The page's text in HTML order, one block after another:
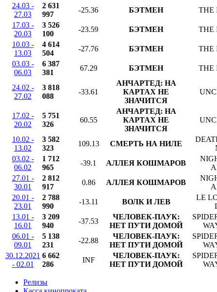
24.03 -
27.03
2 631
997
-25.36 БЭТМЕН
THE
17.03 -
20.03
3 526
100
-23.59 БЭТМЕН
THE
10.03 -
13.03
4 614
504
-27.76 БЭТМЕН
THE
03.03 -
06.03
6 387
381
67.29 БЭТМЕН THE
24.02 -
27.02
3 818
088
-33.61
АНЧАРТЕД: НА
КАРТАХ НЕ
ЗНАЧИТСЯ
17.02 -
20.02
5 751
326
60.55
АНЧАРТЕД: НА
КАРТАХ НЕ
ЗНАЧИТСЯ
10.02 -
13.02
3 582
323
109.13 СМЕРТЬ НА НИЛЕ
03.02 -
06.02
1 712
965
-39.1 АЛЛЕЯ КОШМАРОВ
27.01 -
30.01
2 812
917
0.86 АЛЛЕЯ КОШМАРОВ
20.01 -
23.01
2 788
990
-13.11 ВОЛК И ЛЕВ
LE
13.01 -
16.01
3 209
940
-37.53
ЧЕЛОВЕК-ПАУК:
НЕТ ПУТИ ДОМОЙ
06.01 -
09.01
5 138
231
-22.88
ЧЕЛОВЕК-ПАУК:
НЕТ ПУТИ ДОМОЙ
30.12.2021
- 02.01
6 662
286
INF
ЧЕЛОВЕК-ПАУК:
НЕТ ПУТИ ДОМОЙ
Релизы